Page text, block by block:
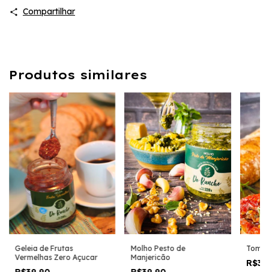
Compartilhar
Produtos similares
Geleia de Frutas
Vermelhas Zero Açucar
Molho Pesto de
Manjericão